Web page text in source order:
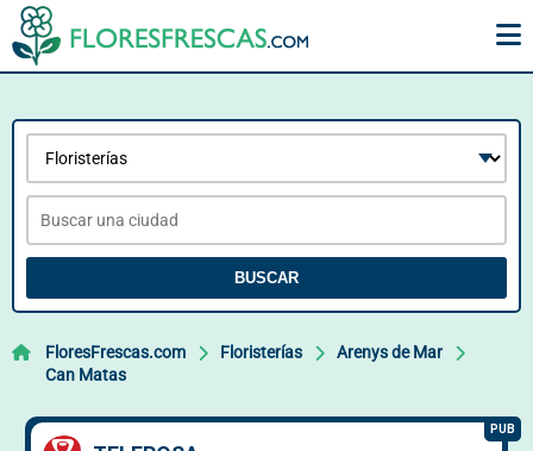
BUSCAR
FloresFrescas.com Floristerías
Arenys de Mar
Can Matas